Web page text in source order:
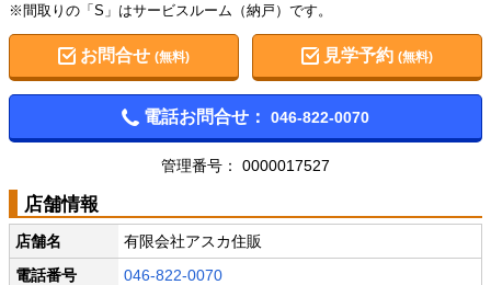
※間取りの「S」はサービスルーム（納戸）です。
お問合せ (無料) 見学予約(無料)
電話お問合せ： 046-822-0070
管理番号： 0000017527
店舗情報
店舗名
有限会社アスカ住販
電話番号
046-822-0070